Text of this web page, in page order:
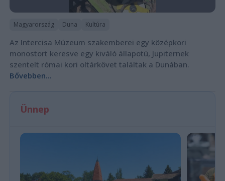
Magyarország Duna Kultúra
Az Intercisa Múzeum szakemberei egy középkori
monostort keresve egy kiváló állapotú, Jupiternek
szentelt római kori oltárkövet találtak a Dunában.
Bővebben...
Ünnep